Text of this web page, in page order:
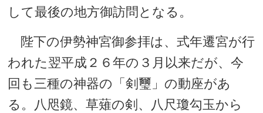
して最後の地方御訪問となる。
陛下の伊勢神宮御参拝は、式年遷宮が行
われた翌平成２６年の３月以来だが、今
回も三種の神器の「剣璽」の動座があ
る。八咫鏡、草薙の剣、八尺瓊勾玉から